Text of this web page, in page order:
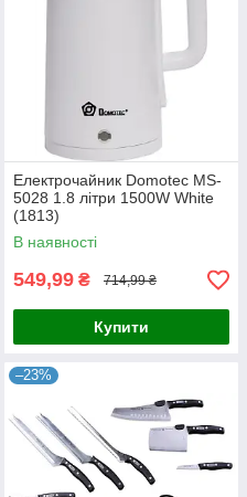
Електрочайник Domotec MS-
5028 1.8 літри 1500W White
(1813)
В наявності
549,99 ₴ 714,99 ₴
Купити
–23%